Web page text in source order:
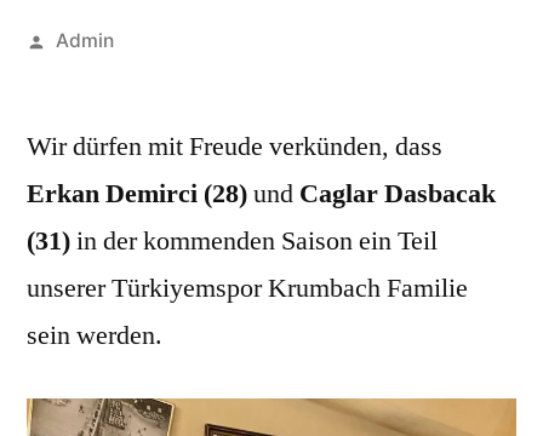
Veröffentlicht
Admin
2020
Wir dürfen mit Freude verkünden, dass
Erkan Demirci (28)und Caglar Dasbacak
(31)in der kommenden Saison ein Teil
unserer Türkiyemspor Krumbach Familie
sein werden.